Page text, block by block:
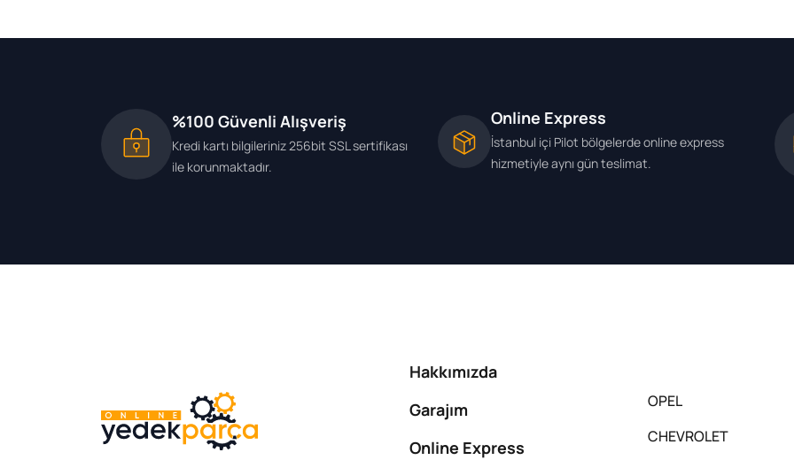
%100 Güvenli Alışveriş
Kredi kartı bilgileriniz 256bit SSL sertifikası
ile korunmaktadır.
Online Express
İstanbul içi Pilot bölgelerde online express
hizmetiyle aynı gün teslimat.
Hakkımızda
Garajım
Online Express
OPEL
CHEVROLET